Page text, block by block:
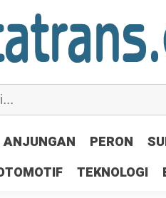
ANJUNGAN PERON
TEKNOLOGI